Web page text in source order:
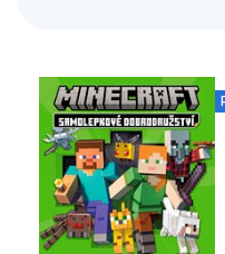
Dárkové publikace
Dárkové zboží
Hobby
Jazyky